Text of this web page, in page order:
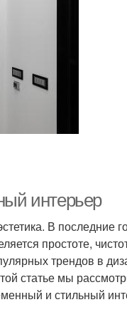
интерьер
В последние
простоте,
трендов в
статье мы
и стильный